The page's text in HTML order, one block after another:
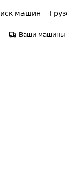
машин
Ваши машины